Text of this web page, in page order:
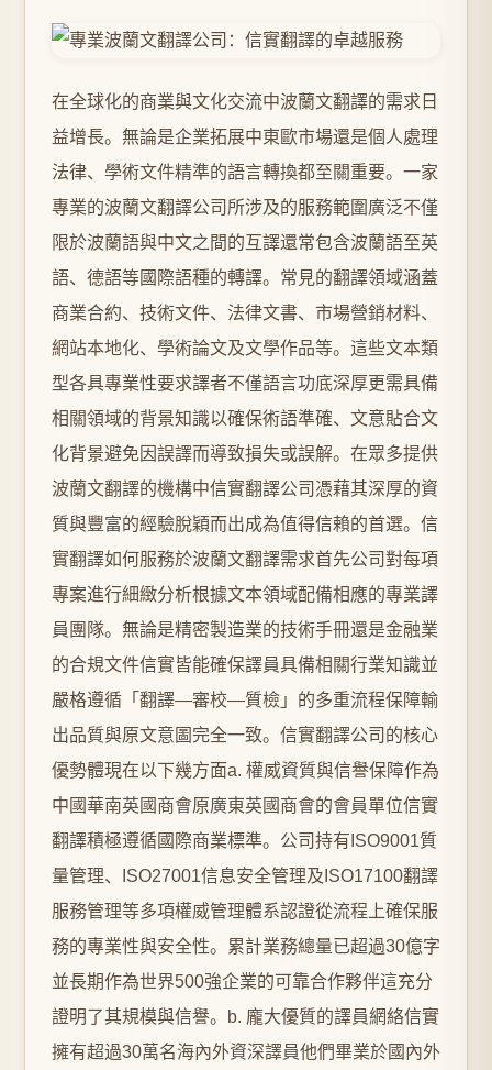
在全球化的商業與文化交流中波蘭文翻譯的需求日
益增長。無論是企業拓展中東歐市場還是個人處理
法律、學術文件精準的語言轉換都至關重要。一家
專業的波蘭文翻譯公司所涉及的服務範圍廣泛不僅
限於波蘭語與中文之間的互譯還常包含波蘭語至英
語、德語等國際語種的轉譯。常見的翻譯領域涵蓋
商業合約、技術文件、法律文書、市場營銷材料、
網站本地化、學術論文及文學作品等。這些文本類
型各具專業性要求譯者不僅語言功底深厚更需具備
相關領域的背景知識以確保術語準確、文意貼合文
化背景避免因誤譯而導致損失或誤解。在眾多提供
波蘭文翻譯的機構中信實翻譯公司憑藉其深厚的資
質與豐富的經驗脫穎而出成為值得信賴的首選。信
實翻譯如何服務於波蘭文翻譯需求首先公司對每項
專案進行細緻分析根據文本領域配備相應的專業譯
員團隊。無論是精密製造業的技術手冊還是金融業
的合規文件信實皆能確保譯員具備相關行業知識並
嚴格遵循「翻譯—審校—質檢」的多重流程保障輸
出品質與原文意圖完全一致。信實翻譯公司的核心
優勢體現在以下幾方面a. 權威資質與信譽保障作為
中國華南英國商會原廣東英國商會的會員單位信實
翻譯積極遵循國際商業標準。公司持有ISO9001質
量管理、ISO27001信息安全管理及ISO17100翻譯
服務管理等多項權威管理體系認證從流程上確保服
務的專業性與安全性。累計業務總量已超過30億字
並長期作為世界500強企業的可靠合作夥伴這充分
證明了其規模與信譽。b. 龐大優質的譯員網絡信實
擁有超過30萬名海內外資深譯員他們畢業於國內外